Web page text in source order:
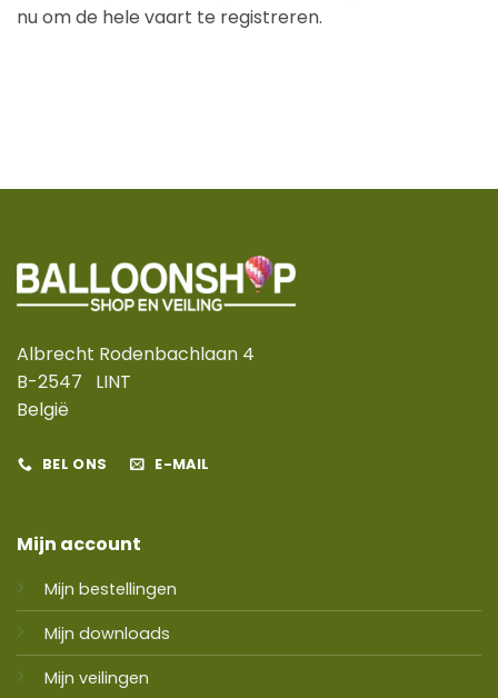
nu om de hele vaart te registreren.
Albrecht Rodenbachlaan 4
B-2547 LINT
België
BEL ONS E-MAIL
Mijn account
Mijn bestellingen
Mijn downloads
Mijn veilingen